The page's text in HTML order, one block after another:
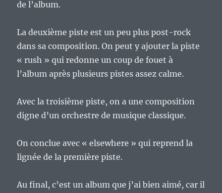
de l’album.
La deuxième piste est un peu plus post-rock
dans sa composition. On peut y ajouter la piste
« rush » qui redonne un coup de fouet à
l’album après plusieurs pistes assez calme.
Avec la troisième piste, on a une composition
digne d’un orchestre de musique classique.
On conclue avec « elsewhere » qui reprend la
lignée de la première piste.
Au final, c’est un album que j’ai bien aimé, car il